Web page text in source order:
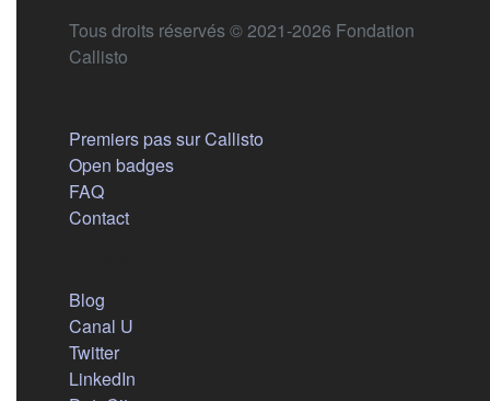
Tous droits réservés © 2021-2026 Fondation
Callisto
Premiers pas sur Callisto
Open badges
FAQ
Contact
Blog
Canal U
Twitter(s'ouvre dans un nouvel onglet)
LinkedIn